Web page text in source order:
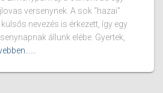
versenynek. A sok “hazai”
nevezés is érkezett, így egy
állunk elébe. Gyertek,